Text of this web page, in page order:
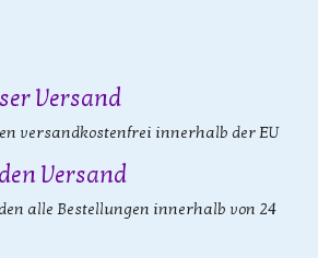
Versand
versandkostenfrei innerhalb der EU
Versand
alle Bestellungen innerhalb von 24